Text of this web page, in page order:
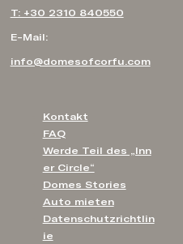
Kontakt
FAQ
Werde Teil des „Inn
er Circle“
Domes Stories
Auto mieten
Datenschutzrichtlin
ie
T: +30 2310 840550
E-Mail:
info@domesofcorfu.com